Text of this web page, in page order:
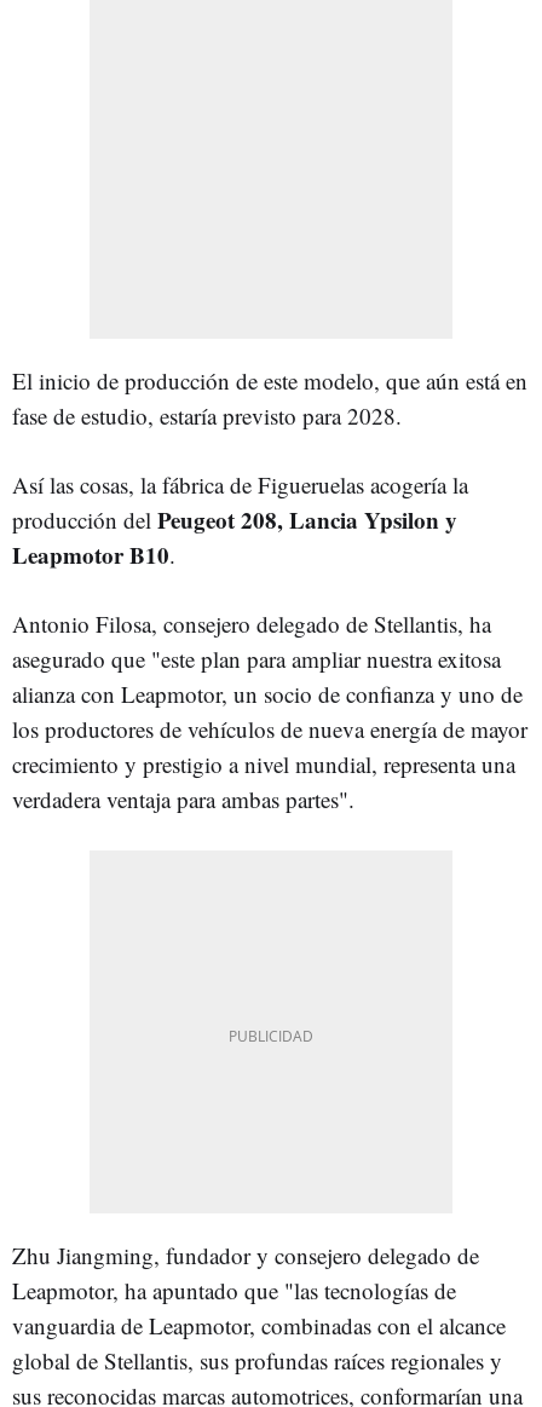
El inicio de producción de este modelo, que aún está en
fase de estudio, estaría previsto para 2028.
Así las cosas, la fábrica de Figueruelas acogería la
producción del Peugeot 208, Lancia Ypsilon y
Leapmotor B10.
Antonio Filosa, consejero delegado de Stellantis, ha
asegurado que "este plan para ampliar nuestra exitosa
alianza con Leapmotor, un socio de confianza y uno de
los productores de vehículos de nueva energía de mayor
crecimiento y prestigio a nivel mundial, representa una
verdadera ventaja para ambas partes".
Zhu Jiangming, fundador y consejero delegado de
Leapmotor, ha apuntado que "las tecnologías de
vanguardia de Leapmotor, combinadas con el alcance
global de Stellantis, sus profundas raíces regionales y
sus reconocidas marcas automotrices, conformarían una